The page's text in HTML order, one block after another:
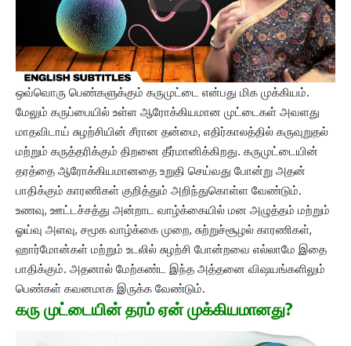
ஒவ்வொரு பெண்களுக்கும் கருமுட்டை என்பது மிக முக்கியம்.
மேலும் கருப்பையில் உள்ள ஆரோக்கியமான முட்டைகள் அவளது
மாதவிடாய் சுழற்சியின் சீரான தன்மை, எதிர்காலத்தில் கருவுறுதல்
மற்றும் கருத்தரிக்கும் திறனை தீர்மானிக்கிறது. கருமுட்டையின்
தரத்தை ஆரோக்கியமானதை உறுதி செய்வது போன்று அதன்
பாதிக்கும் காரணிகள் குறித்தும் அறிந்துகொள்ள வேண்டும்.
உணவு, ஊட்டச்சத்து அன்றாட வாழ்க்கையில் மன அழுத்தம் மற்றும்
ஓய்வு அளவு, சமூக வாழ்க்கை முறை, சுற்றுச்சூழல் காரணிகள்,
ஹார்மோன்கள் மற்றும் உடலில் சுழற்சி போன்றவை எல்லாமே இதை
பாதிக்கும். அதனால் மேற்கண்ட இந்த அத்தனை விஷயங்களிலும்
பெண்கள் கவனமாக இருக்க வேண்டும்.
கரு முட்டையின் தரம் ஏன் முக்கியமானது?